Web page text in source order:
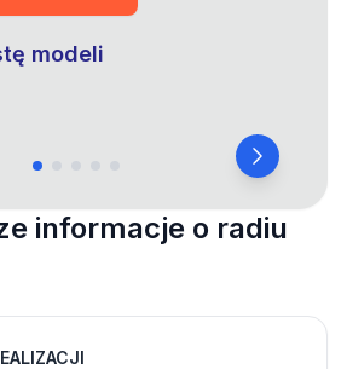
modeli
informacje o radiu